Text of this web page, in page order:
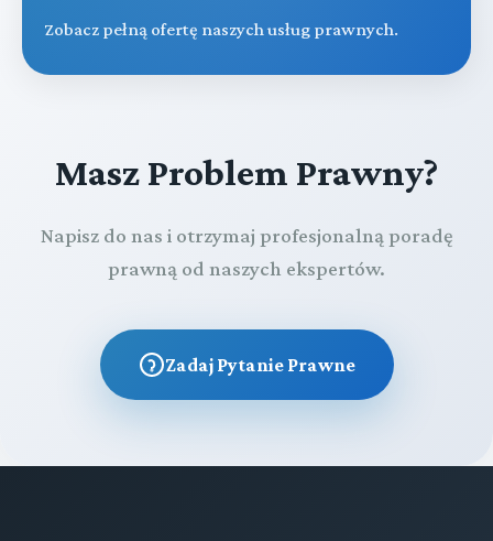
Zobacz pełną ofertę naszych usług prawnych.
Masz Problem Prawny?
Napisz do nas i otrzymaj profesjonalną poradę
prawną od naszych ekspertów.
Zadaj Pytanie Prawne